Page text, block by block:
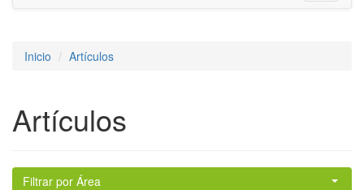
Inicio Artículos
Artículos
Filtrar por Área